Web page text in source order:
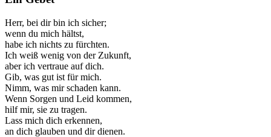
Herr, bei dir bin ich sicher;
wenn du mich hältst,
habe ich nichts zu fürchten.
Ich weiß wenig von der Zukunft,
aber ich vertraue auf dich.
Gib, was gut ist für mich.
Nimm, was mir schaden kann.
Wenn Sorgen und Leid kommen,
hilf mir, sie zu tragen.
Lass mich dich erkennen,
an dich glauben und dir dienen.